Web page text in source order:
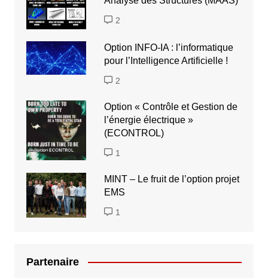
2
Option INFO-IA : l’informatique
pour l’Intelligence Artificielle !
2
Option « Contrôle et Gestion de
l’énergie électrique »
(ECONTROL)
1
MINT – Le fruit de l’option projet
EMS
1
Partenaire